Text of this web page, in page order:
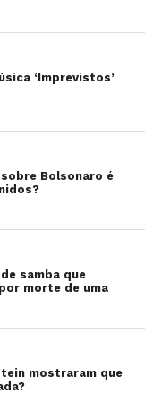
‘Imprevistos’
Bolsonaro é
samba que
morte de uma
mostraram que